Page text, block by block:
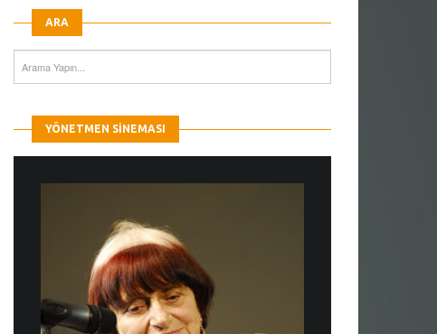
ARA
YÖNETMEN SINEMASI